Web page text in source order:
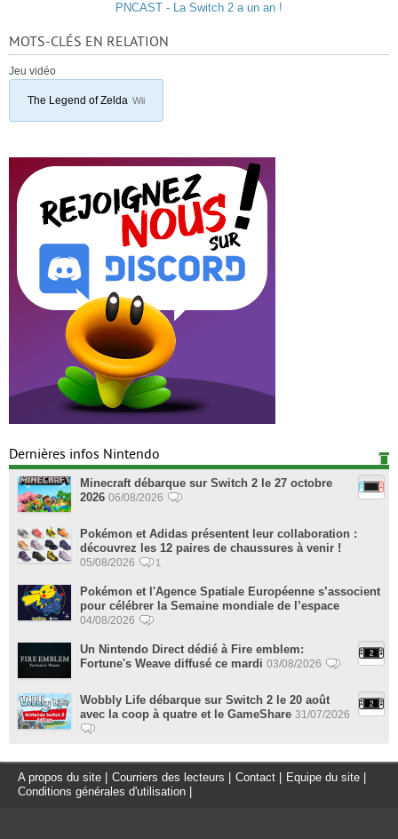
PNCAST - La Switch 2 a un an !
MOTS-CLÉS EN RELATION
Jeu vidéo
The Legend of Zelda Wii
Dernières infos Nintendo
Minecraft débarque sur Switch 2 le 27 octobre
2026 06/08/2026
Pokémon et Adidas présentent leur collaboration :
découvrez les 12 paires de chaussures à venir !
05/08/2026 1
Pokémon et l'Agence Spatiale Européenne s’associent
pour célébrer la Semaine mondiale de l’espace
04/08/2026
Un Nintendo Direct dédié à Fire emblem:
Fortune's Weave diffusé ce mardi 03/08/2026
Wobbly Life débarque sur Switch 2 le 20 août
avec la coop à quatre et le GameShare 31/07/2026
A propos du site Courriers des lecteurs Contact Equipe du site
Conditions générales d'utilisation